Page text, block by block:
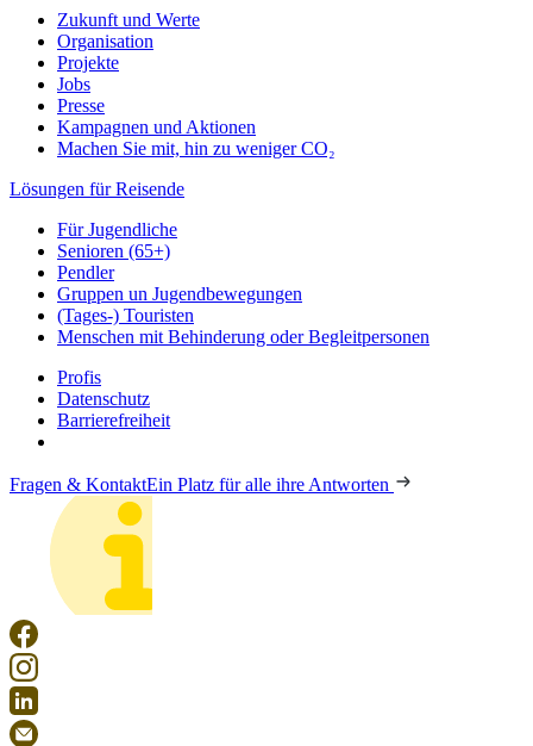
Zukunft und Werte
Organisation
Projekte
Jobs
Presse
Kampagnen und Aktionen
Machen Sie mit, hin zu weniger CO₂
Lösungen für Reisende
Für Jugendliche
Senioren (65+)
Pendler
Gruppen un Jugendbewegungen
(Tages-) Touristen
Menschen mit Behinderung oder Begleitpersonen
Profis
Datenschutz
Barrierefreiheit
Fragen & KontaktEin Platz für alle ihre Antworten